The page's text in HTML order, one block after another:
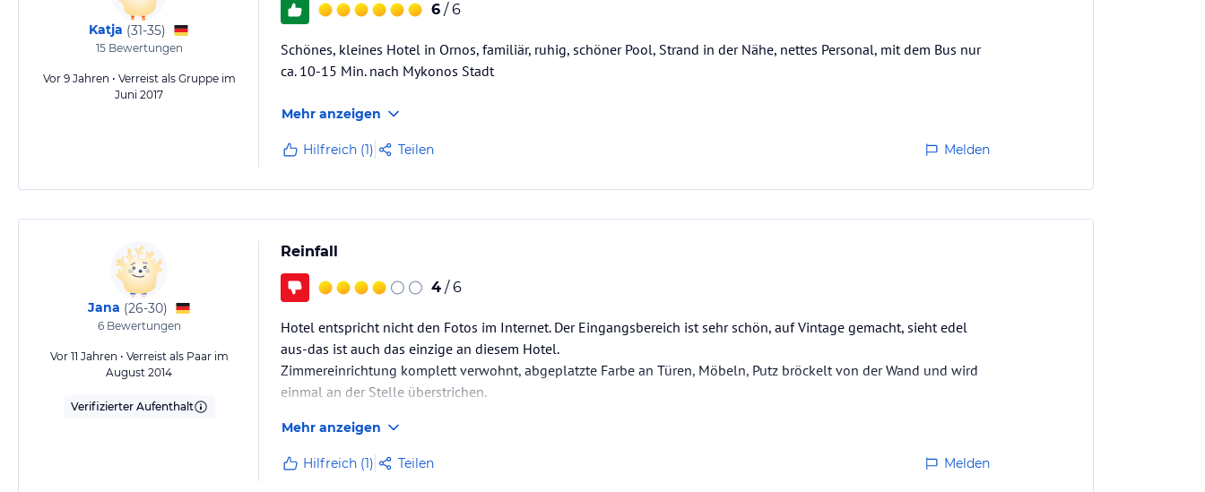
Katja (31-35)
15Bewertungen
Vor 9 Jahren • Verreist als Gruppe im
Juni 2017
6 / 6
Schönes, kleines Hotel in Ornos, familiär, ruhig, schöner Pool, Strand in der Nähe, nettes Personal, mit dem Bus nur
ca. 10-15 Min. nach Mykonos Stadt
Mehr anzeigen
Hilfreich (1) Teilen Melden
Jana (26-30)
6Bewertungen
Vor 11 Jahren • Verreist als Paar im
August 2014
Verifizierter Aufenthalt
Reinfall
4 / 6
Hotel entspricht nicht den Fotos im Internet. Der Eingangsbereich ist sehr schön, auf Vintage gemacht, sieht edel
aus-das ist auch das einzige an diesem Hotel.
Zimmereinrichtung komplett verwohnt, abgeplatzte Farbe an Türen, Möbeln, Putz bröckelt von der Wand und wird
einmal an der Stelle überstrichen.
das wars. Keine Obst oder Gemüse...
Wlan auf dem Zimmer eine Katastrophe, wenn überhaupt vorhanden.…
Mehr anzeigen
Hilfreich (1) Teilen Melden